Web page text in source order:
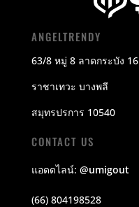
ANGELTRENDY
63/8 หมู่ 8 ลาดกระบัง 16
ราชาเทวะ บางพลี
สมุทรปรการ 10540
CONTACT US
แอดดไลน์: @umigout
(66) 804198528